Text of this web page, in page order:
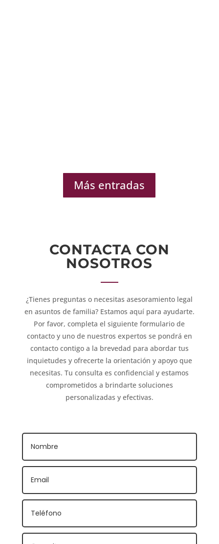
Más entradas
CONTACTA CON
NOSOTROS
¿Tienes preguntas o necesitas asesoramiento legal
en asuntos de familia? Estamos aquí para ayudarte.
Por favor, completa el siguiente formulario de
contacto y uno de nuestros expertos se pondrá en
contacto contigo a la brevedad para abordar tus
inquietudes y ofrecerte la orientación y apoyo que
necesitas. Tu consulta es confidencial y estamos
comprometidos a brindarte soluciones
personalizadas y efectivas.